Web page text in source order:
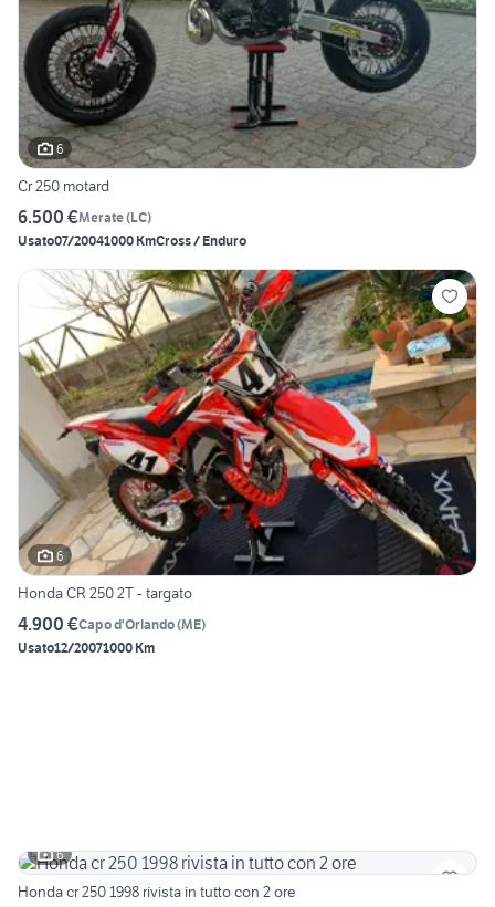
6
Cr 250 motard
6.500 €Merate(LC)
Usato07/20041000 KmCross / Enduro
6
Honda CR 250 2T - targato
4.900 €Capo d'Orlando(ME)
Usato12/20071000 Km
6
Honda cr 250 1998 rivista in tutto con 2 ore